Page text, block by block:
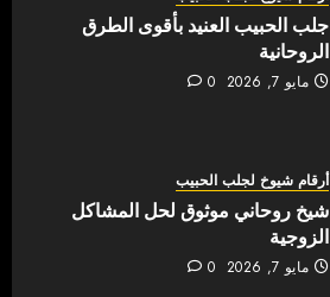
جلب الحبيب العنيد بأقوى الطرق
الروحانية
مايو 7, 2026 0
أرقام شيوخ لجلب الحبيب
شيخ روحاني موثوق لحل المشاكل
الزوجية
مايو 7, 2026 0